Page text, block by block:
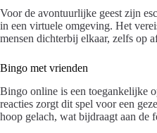
Voor de avontuurlijke geest zijn
in een virtuele omgeving. Het
mensen dichterbij elkaar, zelfs op
Bingo met vrienden
Bingo online is een toegankelijke
reacties zorgt dit spel voor een
hoop gelach, wat bijdraagt aan de